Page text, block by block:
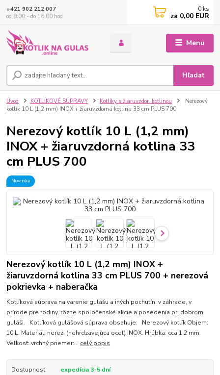
Menu
Hľadať
+421 902 212 007
od 8:00 - do 16:00 hod
0 ks
za 0,00 EUR
Úvod KOTLÍKOVÉ SÚPRAVY Kotlíky s žiaruvzdor. kotlinou
Nerezový
kotlík 10 L (1,2 mm) INOX + žiaruvzdorná kotlina 33 cm PLUS 700
Nerezový kotlík 10 L (1,2 mm)
INOX + žiaruvzdorná kotlina 33
cm PLUS 700
Novinka
Nerezový kotlík 10 L (1,2 mm) INOX +
žiaruvzdorná kotlina 33 cm PLUS 700 + nerezová
pokrievka + naberačka
Kotlíková súprava na varenie gulášu a iných pochutín v záhrade, v
prírode pre rodiny, rôzne spoločenské akcie a posedenia pri dobrom
guláši. Kotlíková gulášová súprava obsahuje: Nerezový kotlík Objem:
10 L. Materiál: nerez, (nehrdzavejúca oceľ) INOX. Hrúbka: cca 1,2 mm.
Veľkosť: vrchný priemer:... celý popis
Dostupnosť expedícia 3-5 dní